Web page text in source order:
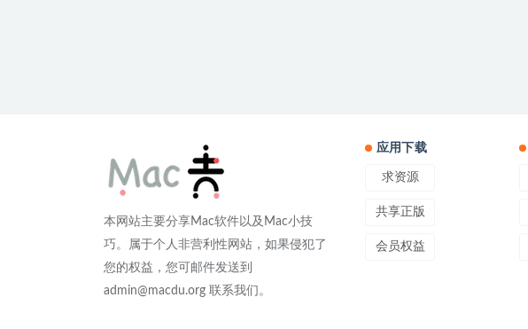
本网站主要分享Mac软件以及Mac小技
巧。属于个人非营利性网站，如果侵犯了
您的权益，您可邮件发送到
admin@macdu.org 联系我们。
应用下载
求资源
共享正版
会员权益